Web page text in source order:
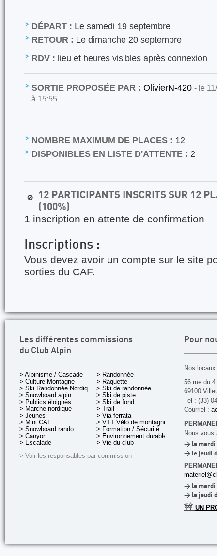
DÉPART : Le samedi 19 septembre
RETOUR : Le dimanche 20 septembre
RDV : lieu et heures visibles après connexion
SORTIE PROPOSÉE PAR : OlivierN-420 - le
à 15:55
NOMBRE MAXIMUM DE PLACES : 12
DISPONIBLES EN LISTE D'ATTENTE : 2
🚫
12 PARTICIPANTS INSCRITS SUR 12
(100%)
1 inscription en attente de confirmation
Inscriptions :
Vous devez avoir un compte sur le site
sorties du CAF.
Les différentes commissions
du Club Alpin
> Alpinisme / Cascade
> Culture Montagne
> Ski Randonnée Nordique
> Snowboard alpin
> Publics éloignés
> Marche nordique
> Jeunes
> Mini CAF
> Snowboard rando
> Canyon
> Escalade
> Randonnée
> Raquette
> Ski de randonnée
> Ski de piste
> Ski de fond
> Trail
> Via ferrata
> VTT Vélo de montagne
> Formation / Sécurité
> Environnement durable
> Vie du club
> Voir les responsables par commission
Pour
Nos
56 rue du
69100
Tel : (33)
Courriel :
Nous vous
> le mardi
> le jeudi
> le mardi
> le jeudi
🚧 UN